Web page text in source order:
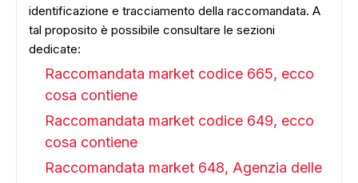
ADS
identificazione e tracciamento della raccomandata. A
tal proposito è possibile consultare le sezioni
dedicate:
Raccomandata market codice 665, ecco
cosa contiene
Raccomandata market codice 649, ecco
cosa contiene
Raccomandata market 648, Agenzia delle